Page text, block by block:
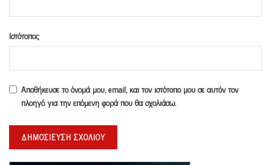
Ιστότοπος
Αποθήκευσε το όνομά μου, email, και τον ιστότοπο μου σε αυτόν τον
πλοηγό για την επόμενη φορά που θα σχολιάσω.